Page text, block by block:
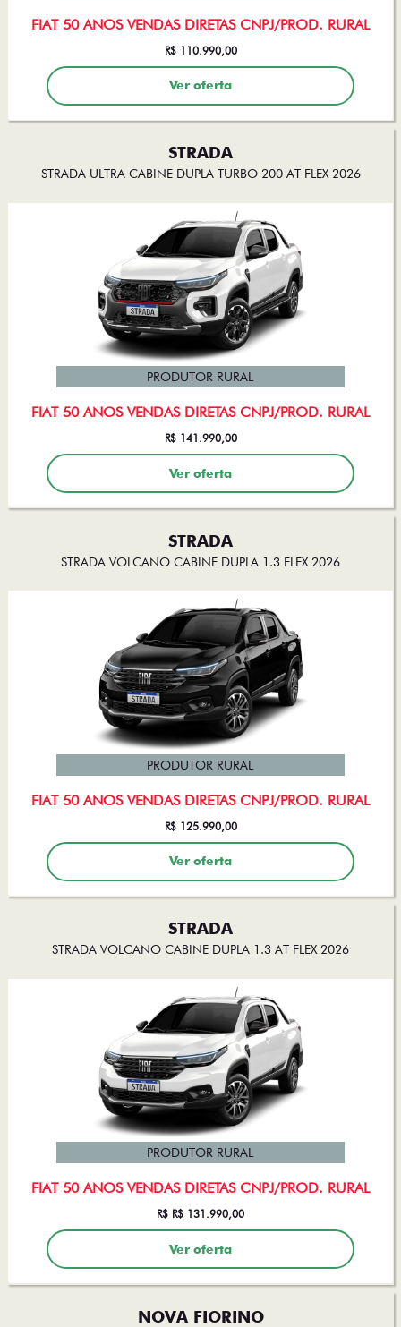
FIAT 50 ANOS VENDAS DIRETAS CNPJ/PROD. RURAL
R$ 110.990,00
Ver oferta
STRADA
STRADA ULTRA CABINE DUPLA TURBO 200 AT FLEX 2026
FIAT 50 ANOS VENDAS DIRETAS CNPJ/PROD. RURAL
PRODUTOR RURAL
R$ 141.990,00
Ver oferta
STRADA
STRADA VOLCANO CABINE DUPLA 1.3 FLEX 2026
FIAT 50 ANOS VENDAS DIRETAS CNPJ/PROD. RURAL
PRODUTOR RURAL
R$ 125.990,00
Ver oferta
STRADA
STRADA VOLCANO CABINE DUPLA 1.3 AT FLEX 2026
FIAT 50 ANOS VENDAS DIRETAS CNPJ/PROD. RURAL
PRODUTOR RURAL
R$ R$ 131.990,00
Ver oferta
NOVA FIORINO